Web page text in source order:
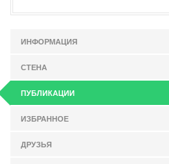
ИНФОРМАЦИЯ
СТЕНА
ПУБЛИКАЦИИ
ИЗБРАННОЕ
ДРУЗЬЯ